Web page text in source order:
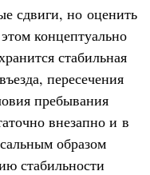
сдвиги, но оценить
концептуально
стабильная
пересечения
пребывания
внезапно и в
образом
стабильности